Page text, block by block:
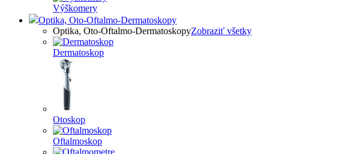
Výškomery
Optika, Oto-Oftalmo-Dermatoskopy
Optika, Oto-Oftalmo-DermatoskopyZobraziť všetky
Dermatoskop
Otoskop
Oftalmoskop